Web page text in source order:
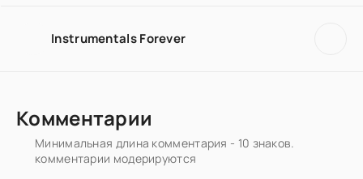
Instrumentals Forever
Комментарии
Минимальная длина комментария - 10 знаков.
комментарии модерируются